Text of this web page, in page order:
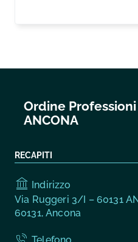
Ordine
ANCONA
RECAPITI
Indirizzo
Via Ruggeri 3/I – 60131
60131, Ancona
Telefono